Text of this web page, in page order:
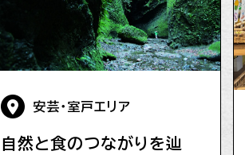
安芸・室戸エリア
自然と食のつながりを辿